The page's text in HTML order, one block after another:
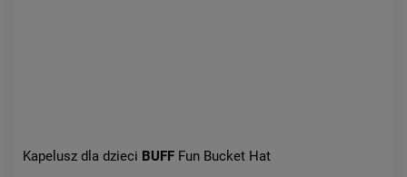
Kapelusz dla dzieci BUFF Fun Bucket Hat